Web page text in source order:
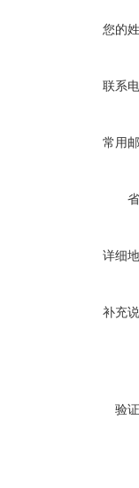
您的
联系
常用
详细
补充
验